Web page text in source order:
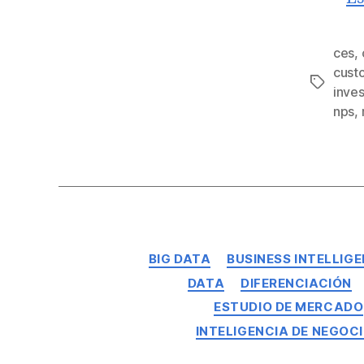
ces,
nps,
BIG DATA BUSINESS
DATA
DIFERENCIACIÓN
ESTUDIO DE MERCADO
INTELIGENCIA DE